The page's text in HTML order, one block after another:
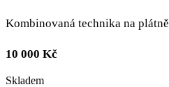
Kombinovaná technika na plátně
10 000 Kč
Skladem